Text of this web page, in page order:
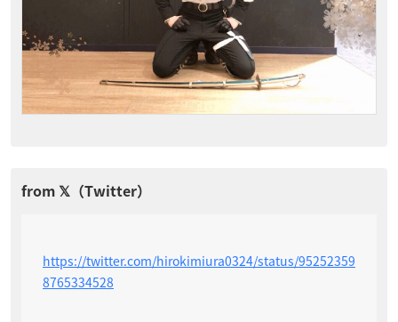
https://twitter.com/hirokimiura0324/status/95252359
8765334528